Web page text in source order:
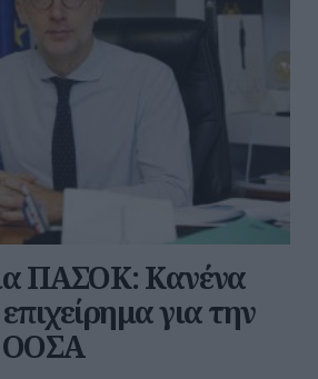
ΠΑΣΟΚ: Κανένα
για την
ΟΟΣΑ